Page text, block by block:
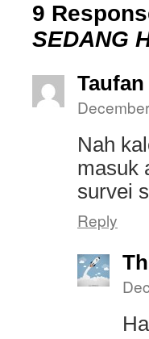
9
SEDANG
Taufan
Nah
masuk
survei
Reply